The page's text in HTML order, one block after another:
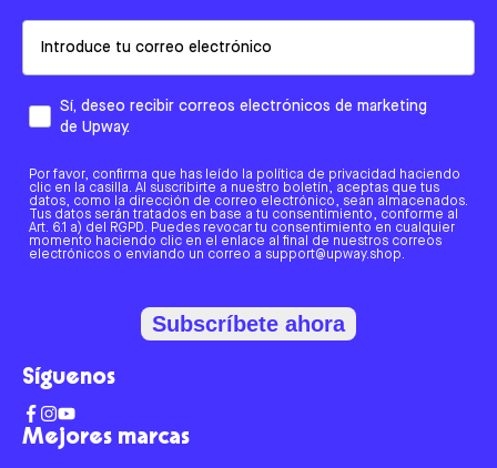
Mejores marcas
Sí, deseo recibir correos electrónicos de marketing
de Upway.
Por favor, confirma que has leído la política de privacidad haciendo
clic en la casilla. Al suscribirte a nuestro boletín, aceptas que tus
datos, como la dirección de correo electrónico, sean almacenados.
Tus datos serán tratados en base a tu consentimiento, conforme al
Art. 6.1 a) del RGPD. Puedes revocar tu consentimiento en cualquier
momento haciendo clic en el enlace al final de nuestros correos
electrónicos o enviando un correo a support@upway.shop.
Subscríbete ahora
Síguenos